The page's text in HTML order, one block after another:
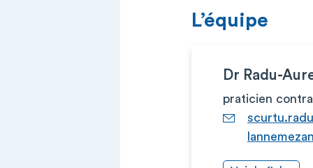
L’équipe
Dr Radu-
praticien